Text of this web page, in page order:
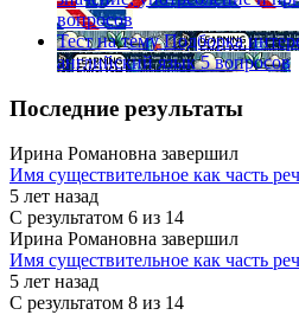
вопросов
Тест на тему Подборка
английский язык 5 вопросов
Последние результаты
Ирина Романовна завершил
Имя существительное как часть
5 лет назад
С результатом 6 из 14
Ирина Романовна завершил
Имя существительное как часть
5 лет назад
С результатом 8 из 14